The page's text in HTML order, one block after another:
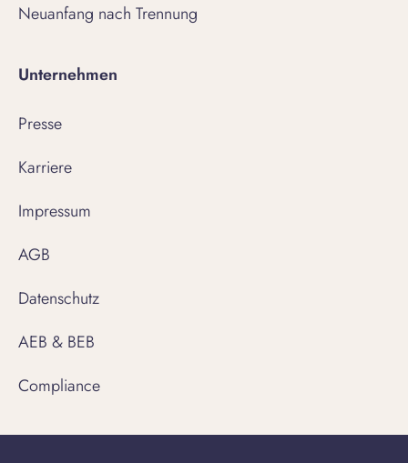
Neuanfang nach Trennung
Unternehmen
Presse
Karriere
Impressum
AGB
Datenschutz
AEB & BEB
Compliance